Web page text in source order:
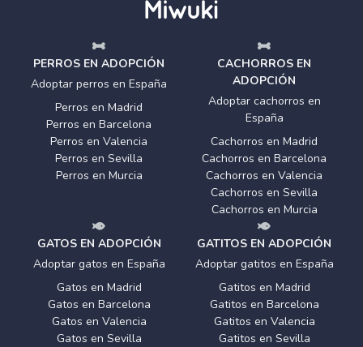
PERROS EN ADOPCIÓN
Adoptar perros en España
Perros en Madrid
Perros en Barcelona
Perros en Valencia
Perros en Sevilla
Perros en Murcia
CACHORROS EN
ADOPCIÓN
Adoptar cachorros en
España
Cachorros en Madrid
Cachorros en Barcelona
Cachorros en Valencia
Cachorros en Sevilla
Cachorros en Murcia
GATOS EN ADOPCIÓN
Adoptar gatos en España
Gatos en Madrid
Gatos en Barcelona
Gatos en Valencia
Gatos en Sevilla
GATITOS EN ADOPCIÓN
Adoptar gatitos en España
Gatitos en Madrid
Gatitos en Barcelona
Gatitos en Valencia
Gatitos en Sevilla